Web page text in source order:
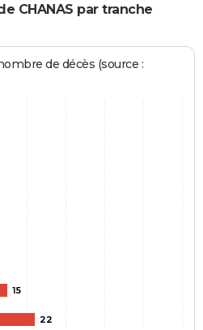
CHANAS par tranche
de décès (source :
15
22